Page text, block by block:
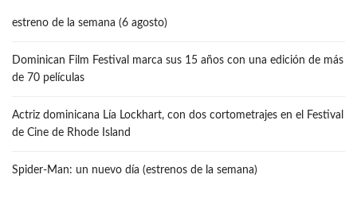
estreno de la semana (6 agosto)
Dominican Film Festival marca sus 15 años con una edición de más
de 70 películas
Actriz dominicana Lía Lockhart, con dos cortometrajes en el Festival
de Cine de Rhode Island
Spider-Man: un nuevo día (estrenos de la semana)